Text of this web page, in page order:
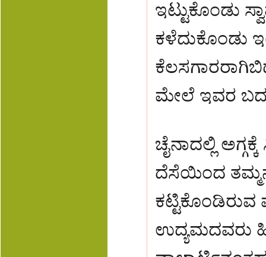
ಇಟ್ಟುಕೊಂಡು
ಕಳೆದುಕೊಂಡು
ಮೇಲೆ ಇವರ
ಚೈನಾದಲ್ಲಿ
ದೆಸೆಯಿಂದ
ಕಟ್ಟಿಕೊಂಡಿರುವ
ಉದ್ಯಮದವರು